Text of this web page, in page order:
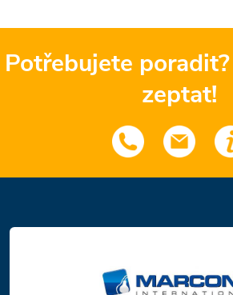
Potřebujete
zeptat!
á